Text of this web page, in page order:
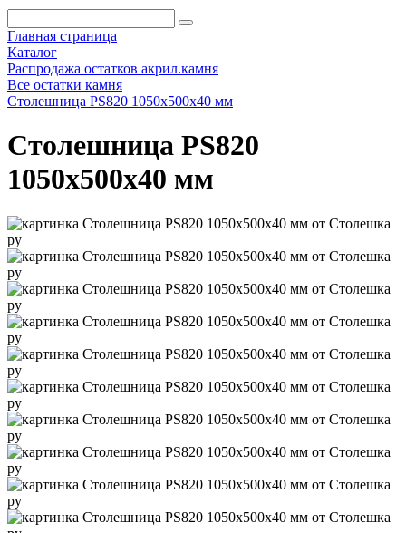
Главная страница
Каталог
Распродажа остатков акрил.камня
Все остатки камня
Столешница PS820 1050х500х40 мм
Столешница PS820
1050х500х40 мм